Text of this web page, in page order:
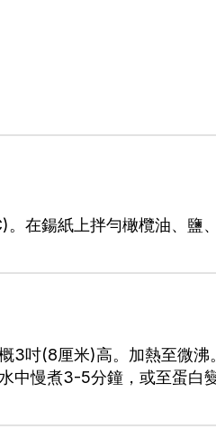
在鍚紙上拌勻橄欖油、鹽
3吋(8厘米)高。加熱至微
中慢煮3-5分鐘，或至蛋白